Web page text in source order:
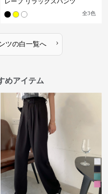
全3色
ツの白一覧へ ›
めアイテム